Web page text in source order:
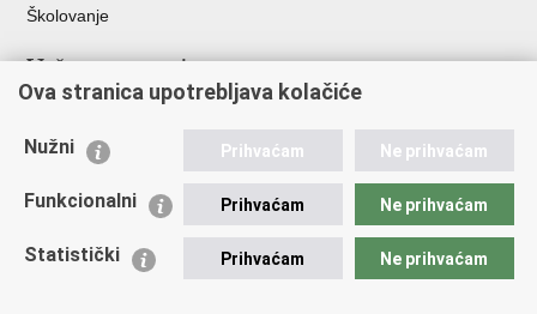
Školovanje
Važne poveznice
Ministarstvo unutarnjih poslova
Udruge
Policijska akademija
Zaklada policijske solidarnosti
Ova stranica upotrebljava kolačiće
Nužni Prihvaćam Ne prihvaćam
Funkcionalni Prihvaćam Ne prihvaćam
Statistički Prihvaćam Ne prihvaćam